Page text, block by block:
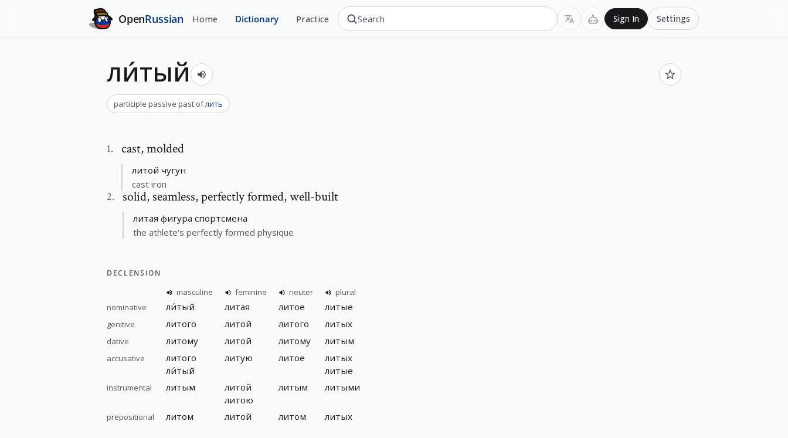
OpenRussian Home Dictionary Practice Sign In Settings
ли́тый
participle passive past ofлить
1. cast,molded
литой чугун
cast iron
2. solid, seamless, perfectly formed, well-built
литая фигура спортсмена
the athlete's perfectly formed physique
DECLENSION
masculine feminine neuter
plural
nominative
ли́тый литая литое литые
genitive литого литой литого литых
dative литому литой литому литым
accusative
литого
ли́тый
литую литое
литых
литые
instrumental литым
литой
литою
литым литыми
prepositional литом литой литом литых